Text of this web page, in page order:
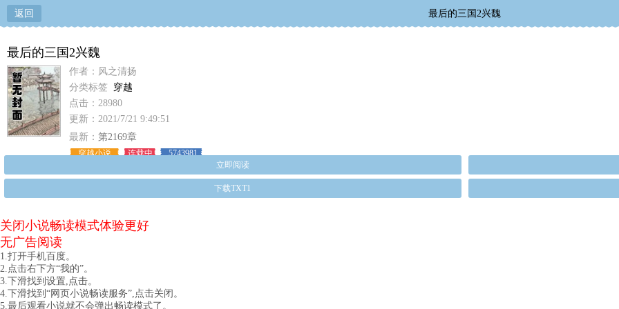
返回 最后的三国2兴魏
最后的三国2兴魏
作者：风之清扬
分类标签 穿越
点击：28980
更新：2021/7/21 9:49:51
最新： 第2169章
穿越小说 连载中
5743981
立即阅读
下载TXT1
关闭小说畅读模式体验更好
无广告阅读
1.打开手机百度。
2.点击右下方“我的”。
3.下滑找到设置,点击。
4.下滑找到“网页小说畅读服务”,点击关闭。
5.最后观看小说就不会弹出畅读模式了。